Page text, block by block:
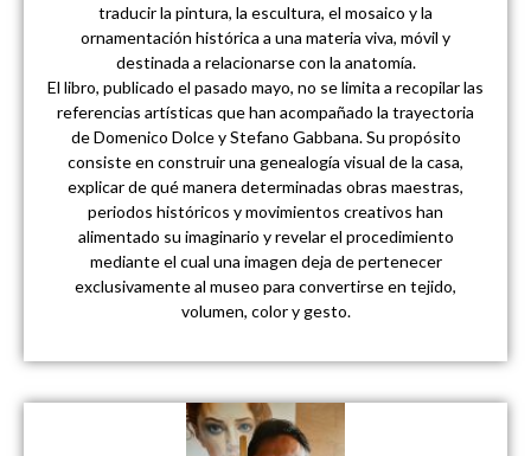
traducir la pintura, la escultura, el mosaico y la
ornamentación histórica a una materia viva, móvil y
destinada a relacionarse con la anatomía.
El libro, publicado el pasado mayo, no se limita a recopilar las
referencias artísticas que han acompañado la trayectoria
de Domenico Dolce y Stefano Gabbana. Su propósito
consiste en construir una genealogía visual de la casa,
explicar de qué manera determinadas obras maestras,
periodos históricos y movimientos creativos han
alimentado su imaginario y revelar el procedimiento
mediante el cual una imagen deja de pertenecer
exclusivamente al museo para convertirse en tejido,
volumen, color y gesto.